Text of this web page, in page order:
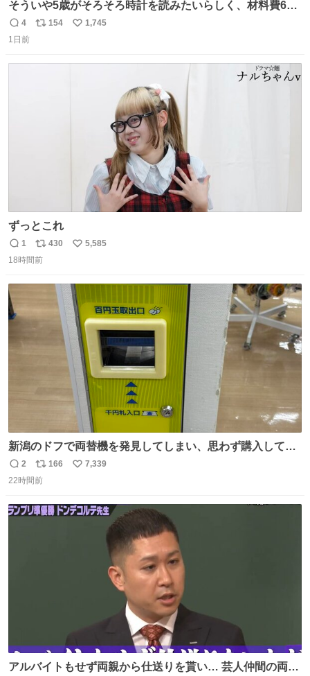
そういや5歳がそろそろ時計を読みたいらしく、材料費600
円で作れる知育時計作ってみた！ めっちゃ簡単！ ありがと
う先人！
返
信
4
リ
154
い
1,745
1日前
ずっとこれ
返
信
1
リ
ポ
数
430
い
数
5,585
18時間前
新潟のドフで両替機を発見してしまい、思わず購入してし
まい大阪に発送するイベントが発生
返
信
2
リ
ポ
ト
166
い
数
7,339
22時間前
アルバイトもせず両親から仕送りを貰い… 芸人仲間の両親